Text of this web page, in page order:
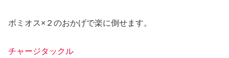
ボミオス×２のおかげで楽に倒せます。
チャージタックル